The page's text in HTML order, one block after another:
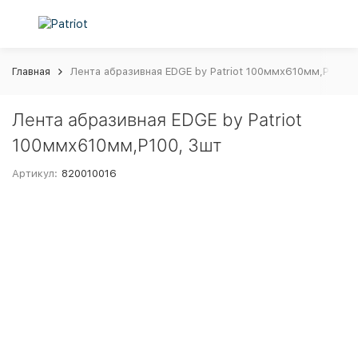
Главная Лента абразивная EDGE by Patriot 100ммх610мм,Р100,
Лента абразивная EDGE by Patriot
100ммх610мм,Р100, 3шт
Артикул: 820010016